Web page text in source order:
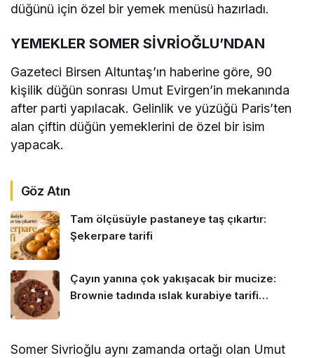
düğünü için özel bir yemek menüsü hazırladı.
YEMEKLER SOMER SİVRİOĞLU’NDAN
Gazeteci Birsen Altuntaş’ın haberine göre, 90
kişilik düğün sonrası Umut Evirgen’in mekanında
after parti yapılacak. Gelinlik ve yüzüğü Paris’ten
alan çiftin düğün yemeklerini de özel bir isim
yapacak.
Göz Atın
Tam ölçüsüyle pastaneye taş çıkartır:
Şekerpare tarifi
Çayın yanına çok yakışacak bir mucize:
Brownie tadında ıslak kurabiye tarifi…
Somer Sivrioğlu aynı zamanda ortağı olan Umut